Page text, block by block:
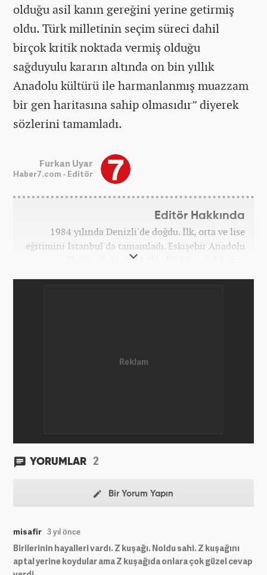
olduğu asil kanın gereğini yerine getirmiş
oldu. Türk milletinin seçim süreci dahil
birçok kritik noktada vermiş olduğu
sağduyulu kararın altında on bin yıllık
Anadolu kültürü ile harmanlanmış muazzam
bir gen haritasına sahip olmasıdır” diyerek
sözlerini tamamladı.
Furkan Uyar
Haber7.com - Editör
Editör Hakkında
1984 yılında Denizli'de doğdu. İlk, orta ve lise
eğitimini İstanbul'da tamamladı. Eskişehir Anadolu
Üniversitesinin Halkla İlişkiler ve İşletme
YORUMLAR 2
Bir Yorum Yapın
misafir 3 yıl önce
Birilerinin hayalleri vardı. Z kuşağı. Noldu sahi. Z kuşağını
aptal yerine koydular ama Z kuşağıda onlara çok güzel cevap